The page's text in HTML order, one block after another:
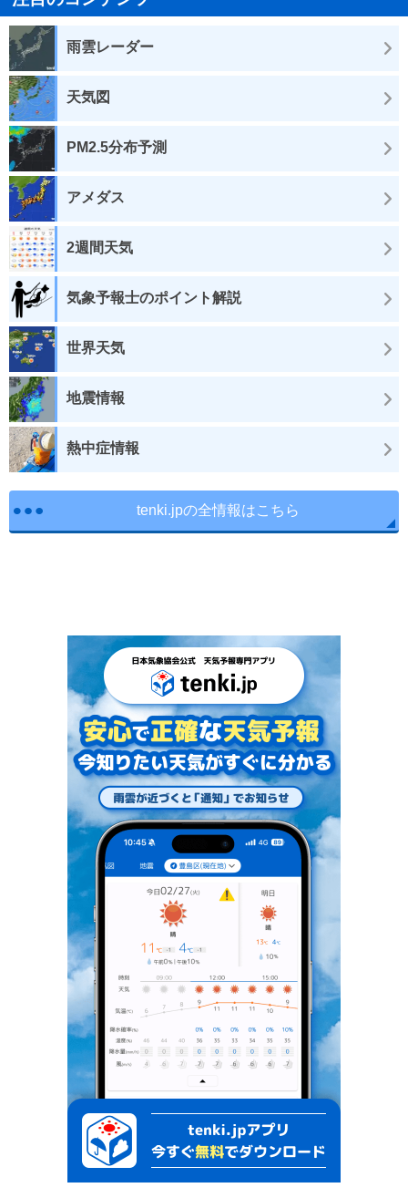
雨雲レーダー
天気図
PM2.5分布予測
アメダス
2週間天気
気象予報士のポイント解説
世界天気
地震情報
熱中症情報
tenki.jpの全情報はこちら